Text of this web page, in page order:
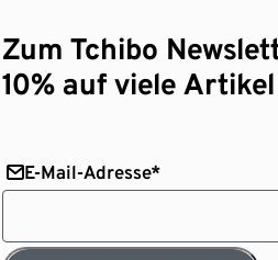
Zum Tchibo
10% auf viele Artikel
E-Mail-Adresse*